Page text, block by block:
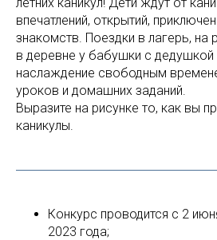
впечатлений, открытий,
знакомств. Поездки в лагерь, на
в деревне у бабушки с дедушкой
наслаждение свободным
уроков и домашних заданий.
Выразите на рисунке то, как вы
каникулы.
Конкурс проводится с 2
2023 года;